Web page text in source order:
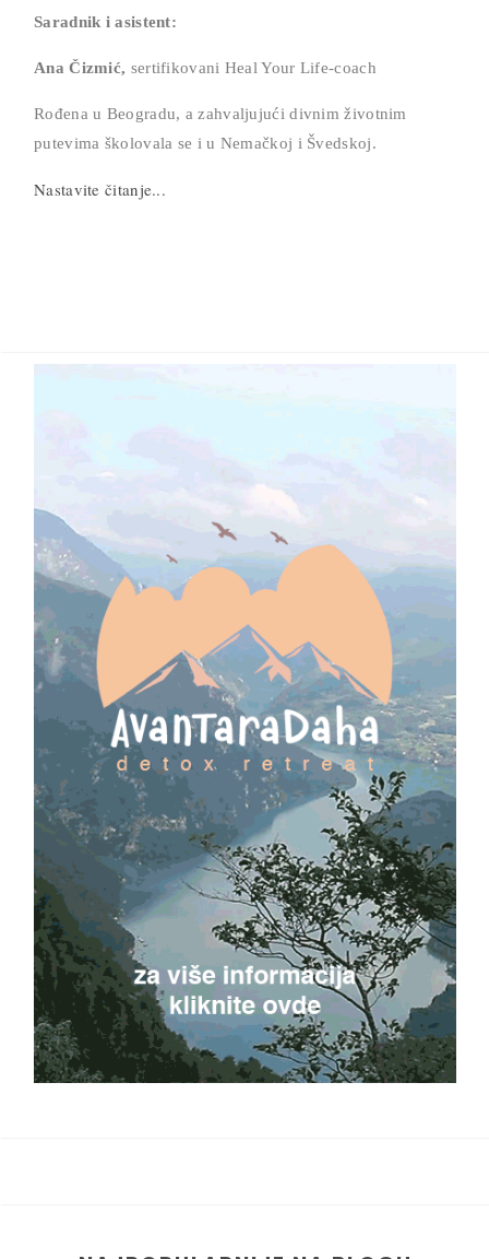
Saradnik i asistent:
Ana Čizmić, sertifikovani Heal Your Life-coach
Rođena u Beogradu, a zahvaljujući divnim životnim
putevima školovala se i u Nemačkoj i Švedskoj.
Nastavite čitanje...